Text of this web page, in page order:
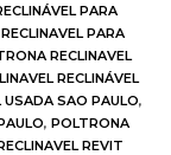
PARA
PARA
RECLINAVEL
RECLINÁVEL
USADA SAO PAULO,
, POLTRONA
REVIT